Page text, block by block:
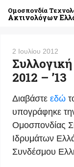
Ομοσπονδία
Ακτινολόγων
2 Ιουλίου 2012
2012 – ’13
Διαβάστε εδώ
υπογράφηκε
Ομοσπονδίας
Ιδρυμάτων
Συνδέσμου